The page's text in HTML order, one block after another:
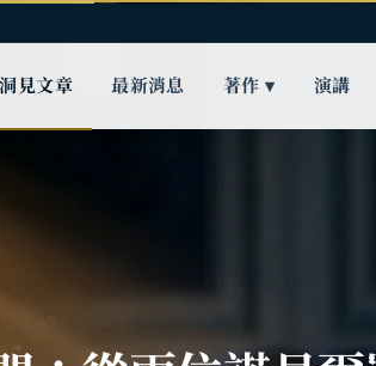
洞見文章 最新消息 著作 ▾ 演講